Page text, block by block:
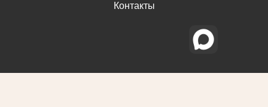
Контакты